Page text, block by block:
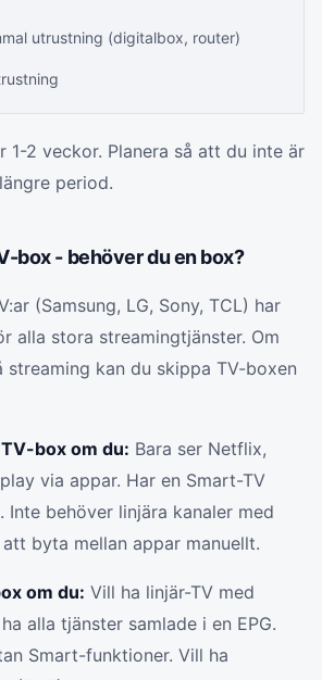
utrustning (digitalbox, router)
1-2 veckor. Planera så att du inte är
period.
box - behöver du en box?
(Samsung, LG, Sony, TCL) har
alla stora streamingtjänster. Om
kan du skippa TV-boxen
box om du: Bara ser Netflix,
via appar. Har en Smart-TV
Inte behöver linjära kanaler med
byta mellan appar manuellt.
om du: Vill ha linjär-TV med
alla tjänster samlade i en EPG.
Smart-funktioner. Vill ha